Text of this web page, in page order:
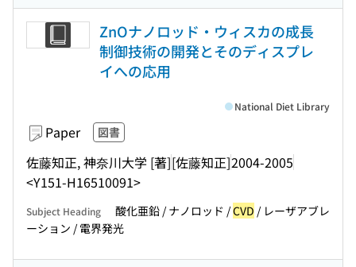
ZnOナノロッド・ウィスカの成長
制御技術の開発とそのディスプレ
イへの応用
Paper 図書
佐藤知正, 神奈川大学 [著][佐藤知正]2004-2005
<Y151-H16510091>
National Diet Library
Subject Heading 酸化亜鉛 / ナノロッド /CVD / レーザアブレ
ーション / 電界発光